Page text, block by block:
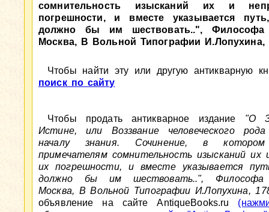
сомнительность изысканий их и
погрешности, и вместе указывается
должно бы им шествовать..", Философа
Москва, В Вольной Типографии И.Лопухина,
Чтобы найти эту или другую антикварную
поиск по сайту
Чтобы продать антикварное издание "О
Истине, или Воззвание человеческого
началу знания. Сочинение, в котором
примечателям сомнительность изысканий их
их погрешности, и вместе указывается
должно бы им шествовать..", Философа
Москва, В Вольной Типографии И.Лопухина,
объявление на сайте AntiqueBooks.ru